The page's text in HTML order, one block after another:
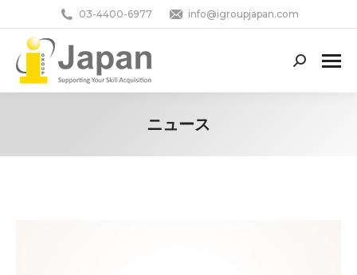
03-4400-6977 info@igroupjapan.com
Search:
ニュース